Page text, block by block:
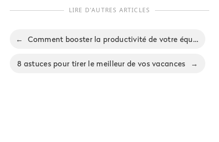
LIRE D'AUTRES ARTICLES
← Comment booster la productivité de votre équipe en utilisant Kanban - voici un guide étape par étape
8 astuces pour tirer le meilleur de vos vacances →